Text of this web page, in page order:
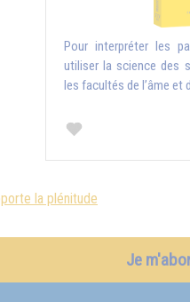
Pour interpréter les
utiliser la science des
les facultés de l’âme et
la plénitude
Je